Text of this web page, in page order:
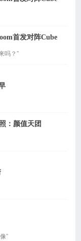
首发对阵Cube
吗？”
：颜值天团
”